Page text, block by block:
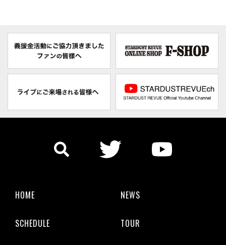
HOME NEWS
SCHEDULE TOUR